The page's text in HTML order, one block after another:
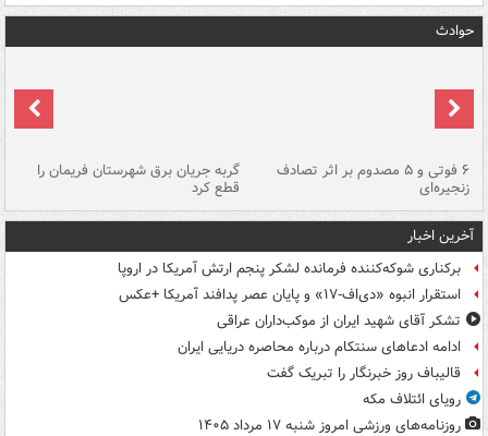
حوادث
۶ فوتی و ۵ مصدوم بر اثر تصادف
زنجیره‌ای
گربه جریان برق شهرستان فریمان را
قطع کرد
آخرین اخبار
برکناری شوکه‌کننده فرمانده لشکر پنجم ارتش آمریکا در اروپا
استقرار انبوه «دی‌اف‑۱۷» و پایان عصر پدافند آمریکا +عکس
تشکر آقای شهید ایران از موکب‌داران عراقی
ادامه ادعاهای سنتکام درباره محاصره دریایی ایران
قالیباف روز خبرنگار را تبریک گفت
رویای ائتلاف مکه
روزنامه‌های ورزشی امروز ‌شنبه ۱۷ مرداد ۱۴۰۵